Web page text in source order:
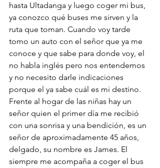
hasta Ultadanga y luego coger mi bus,
ya conozco qué buses me sirven y la
ruta que toman. Cuando voy tarde
tomo un auto con el señor que ya me
conoce y que sabe para donde voy, el
no habla inglés pero nos entendemos
y no necesito darle indicaciones
porque el ya sabe cuál es mi destino.
Frente al hogar de las niñas hay un
señor quien el primer día me recibió
con una sonrisa y una bendición, es un
señor de aproximadamente 45 años,
delgado, su nombre es James. El
siempre me acompaña a coger el bus